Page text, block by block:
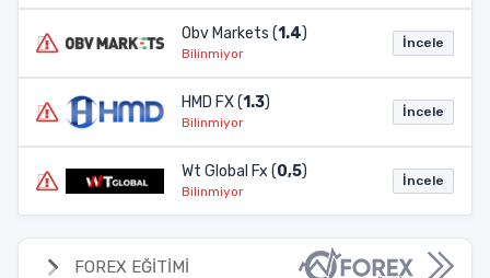
Obv Markets (1.4)
Bilinmiyor
İncele
HMD FX (1.3)
Bilinmiyor
İncele
Wt Global Fx (0,5)
Bilinmiyor
İncele
FOREX EĞİTİMİ